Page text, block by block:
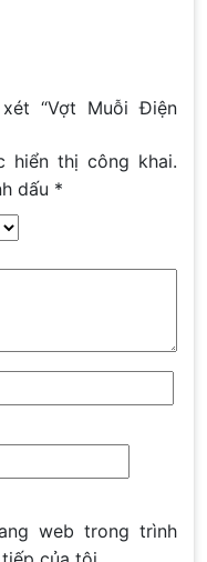
“Vợt Muỗi Điện
hiển thị công khai.
dấu *
web trong trình